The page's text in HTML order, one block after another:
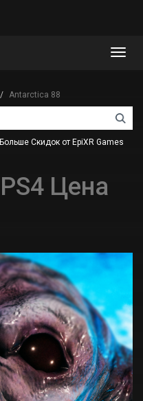
Antarctica 88
Больше Скидок от EpiXR Games
PS4 Цена